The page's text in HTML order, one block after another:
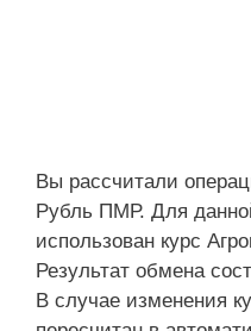
Вы рассчитали
Рубль ПМР. Для
использован курс
Результат обмена
В случае изменения